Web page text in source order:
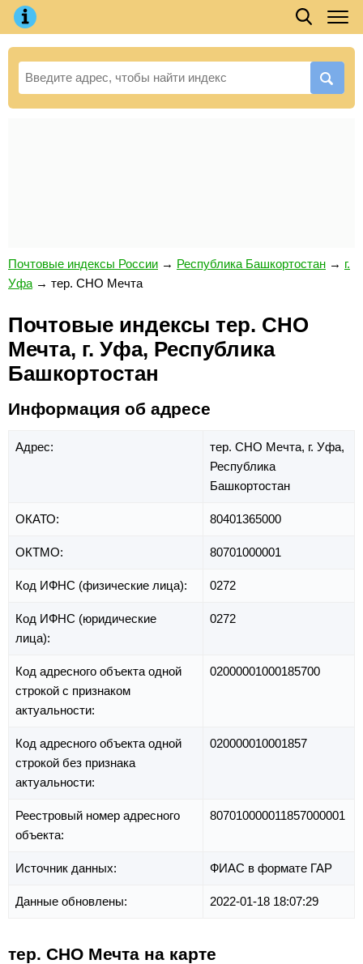
Почтовые индексы России → Республика Башкортостан → г.
Уфа → тер. СНО Мечта
Почтовые индексы тер. СНО
Мечта, г. Уфа, Республика
Башкортостан
Информация об адресе
Адрес: тер. СНО Мечта, г. Уфа,
Республика
Башкортостан
ОКАТО: 80401365000
ОКТМО: 80701000001
Код ИФНС (физические лица): 0272
Код ИФНС (юридические
лица):
0272
Код адресного объекта одной
строкой с признаком
актуальности:
02000001000185700
Код адресного объекта одной
строкой без признака
актуальности:
020000010001857
Реестровый номер адресного
объекта:
807010000011857000001
Источник данных: ФИАС в формате ГАР
Данные обновлены: 2022-01-18 18:07:29
тер. СНО Мечта на карте